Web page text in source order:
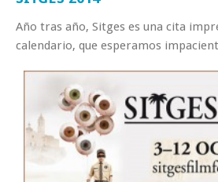
Año tras año, Sitges es una cita
calendario, que esperamos